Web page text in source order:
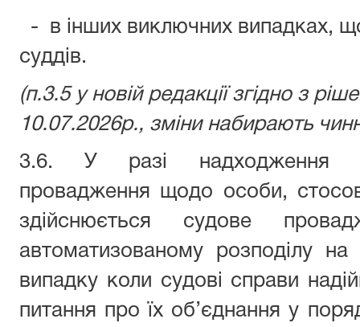
- в інших виключних випадках,
суддів.
(п.3.5 у новій редакції згідно з
10.07.2026р., зміни набирають
3.6. У разі надходження
провадження щодо особи,
здійснюється судове
автоматизованому розподілу на
випадку коли судові справи
питання про їх об’єднання у